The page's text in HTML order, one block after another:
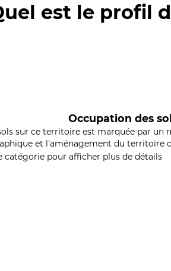
est le profil
Occupation des
sur ce territoire est marquée par un
et l'aménagement du territoire
catégorie pour afficher plus de détails